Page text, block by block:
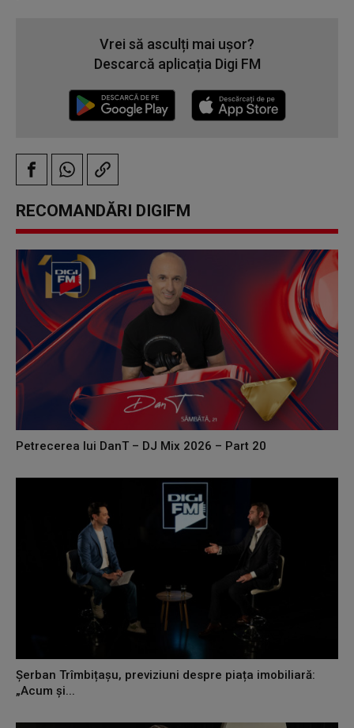
Vrei să asculți mai ușor?
Descarcă aplicația Digi FM
RECOMANDĂRI DIGIFM
Petrecerea lui DanT – DJ Mix 2026 – Part 20
Șerban Trîmbițașu, previziuni despre piața imobiliară:
„Acum și...